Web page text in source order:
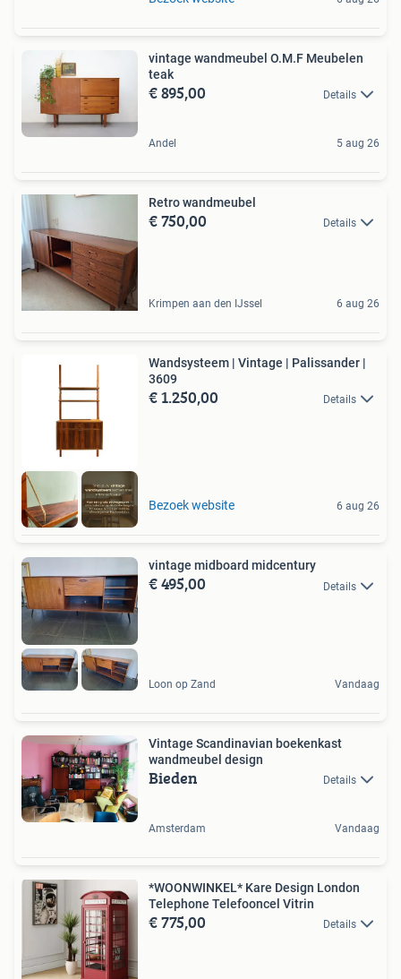
vintage wandmeubel O.M.F Meubelen
teak
€ 895,00 Details
Andel 5 aug 26
Retro wandmeubel
€ 750,00 Details
Krimpen aan den IJssel 6 aug 26
Wandsysteem | Vintage | Palissander |
3609
€ 1.250,00 Details
Bezoek website 6 aug 26
vintage midboard midcentury
€ 495,00 Details
Loon op Zand Vandaag
Vintage Scandinavian boekenkast
wandmeubel design
Bieden Details
Amsterdam Vandaag
*WOONWINKEL* Kare Design London
Telephone Telefooncel Vitrin
€ 775,00 Details